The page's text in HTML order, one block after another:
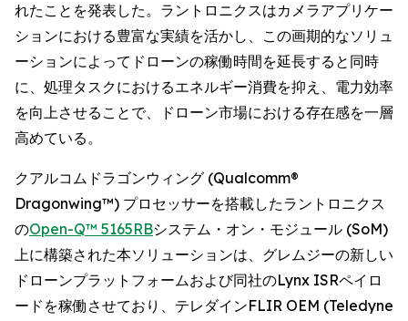
れたことを発表した。ラントロニクスはカメラアプリケー
ションにおける豊富な実績を活かし、この画期的なソリュ
ーションによってドローンの稼働時間を延長すると同時
に、処理タスクにおけるエネルギー消費を抑え、電力効率
を向上させることで、ドローン市場における存在感を一層
高めている。
クアルコムドラゴンウィング (Qualcomm®
Dragonwing™) プロセッサーを搭載したラントロニクス
のOpen-Q™ 5165RBシステム・オン・モジュール (SoM)
上に構築された本ソリューションは、グレムジーの新しい
ドローンプラットフォームおよび同社のLynx ISRペイロ
ードを稼働させており、テレダインFLIR OEM (Teledyne